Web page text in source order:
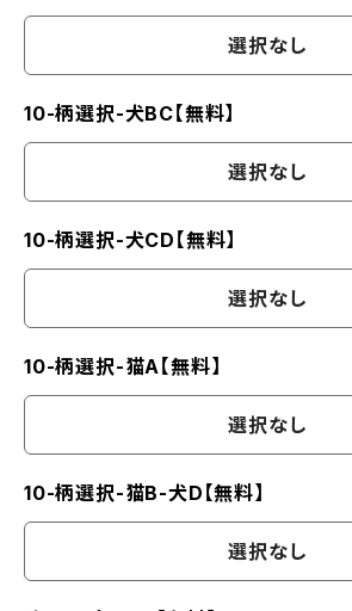
選択なし
10-柄選択-犬BC【無料】
選択なし
10-柄選択-犬CD【無料】
選択なし
10-柄選択-猫A【無料】
選択なし
10-柄選択-猫B-犬D【無料】
選択なし